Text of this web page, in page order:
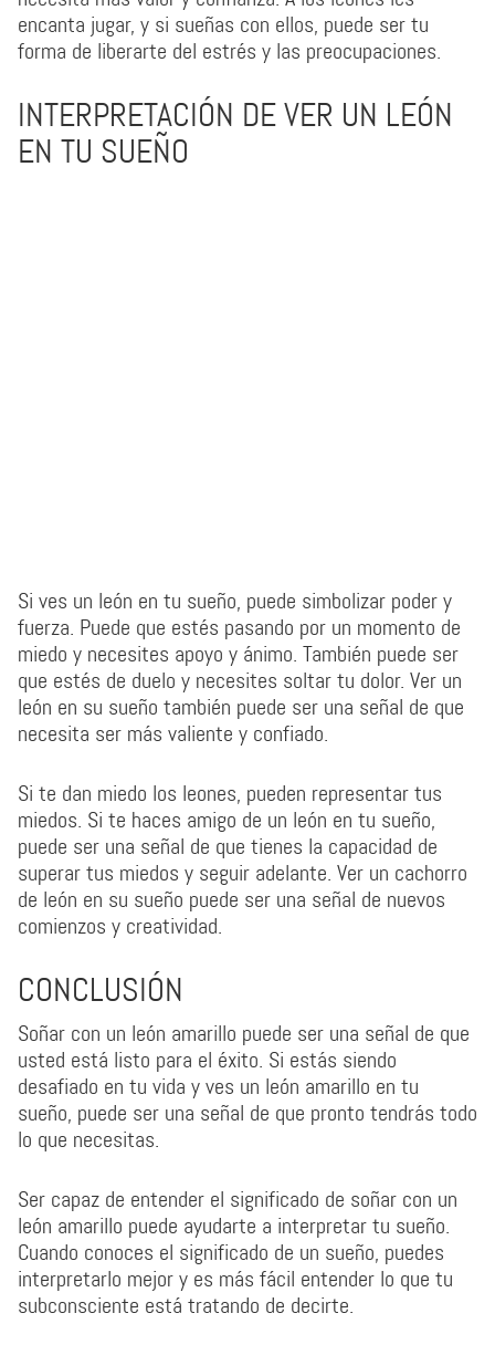
encanta jugar, y si sueñas con ellos, puede ser tu
forma de liberarte del estrés y las preocupaciones.
INTERPRETACIÓN DE VER UN LEÓN
EN TU SUEÑO
Si ves un león en tu sueño, puede simbolizar poder y
fuerza. Puede que estés pasando por un momento de
miedo y necesites apoyo y ánimo. También puede ser
que estés de duelo y necesites soltar tu dolor. Ver un
león en su sueño también puede ser una señal de que
necesita ser más valiente y confiado.
Si te dan miedo los leones, pueden representar tus
miedos. Si te haces amigo de un león en tu sueño,
puede ser una señal de que tienes la capacidad de
superar tus miedos y seguir adelante. Ver un cachorro
de león en su sueño puede ser una señal de nuevos
comienzos y creatividad.
CONCLUSIÓN
Soñar con un león amarillo puede ser una señal de que
usted está listo para el éxito. Si estás siendo
desafiado en tu vida y ves un león amarillo en tu
sueño, puede ser una señal de que pronto tendrás todo
lo que necesitas.
Ser capaz de entender el significado de soñar con un
león amarillo puede ayudarte a interpretar tu sueño.
Cuando conoces el significado de un sueño, puedes
interpretarlo mejor y es más fácil entender lo que tu
subconsciente está tratando de decirte.